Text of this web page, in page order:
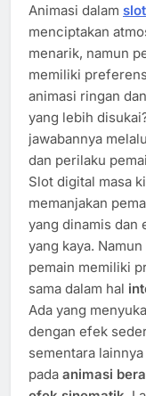
Animasi dalam slot
menciptakan
menarik, namun
memiliki
animasi ringan
yang lebih
jawabannya
dan perilaku
Slot digital masa
memanjakan
yang dinamis dan
yang kaya.
pemain memiliki
sama dalam hal
Ada yang
dengan efek
sementara
pada animasi